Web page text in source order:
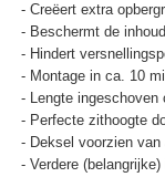
- Creëert extra
- Beschermt de
- Hindert
- Montage in ca. 10
- Lengte ingeschoven
- Perfecte zithoogte
- Deksel voorzien van
- Verdere